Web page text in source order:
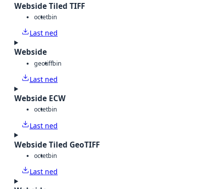
Webside Tiled TIFF
octetbin
Last ned
Webside
geotiffbin
Last ned
Webside ECW
octetbin
Last ned
Webside Tiled GeoTIFF
octetbin
Last ned